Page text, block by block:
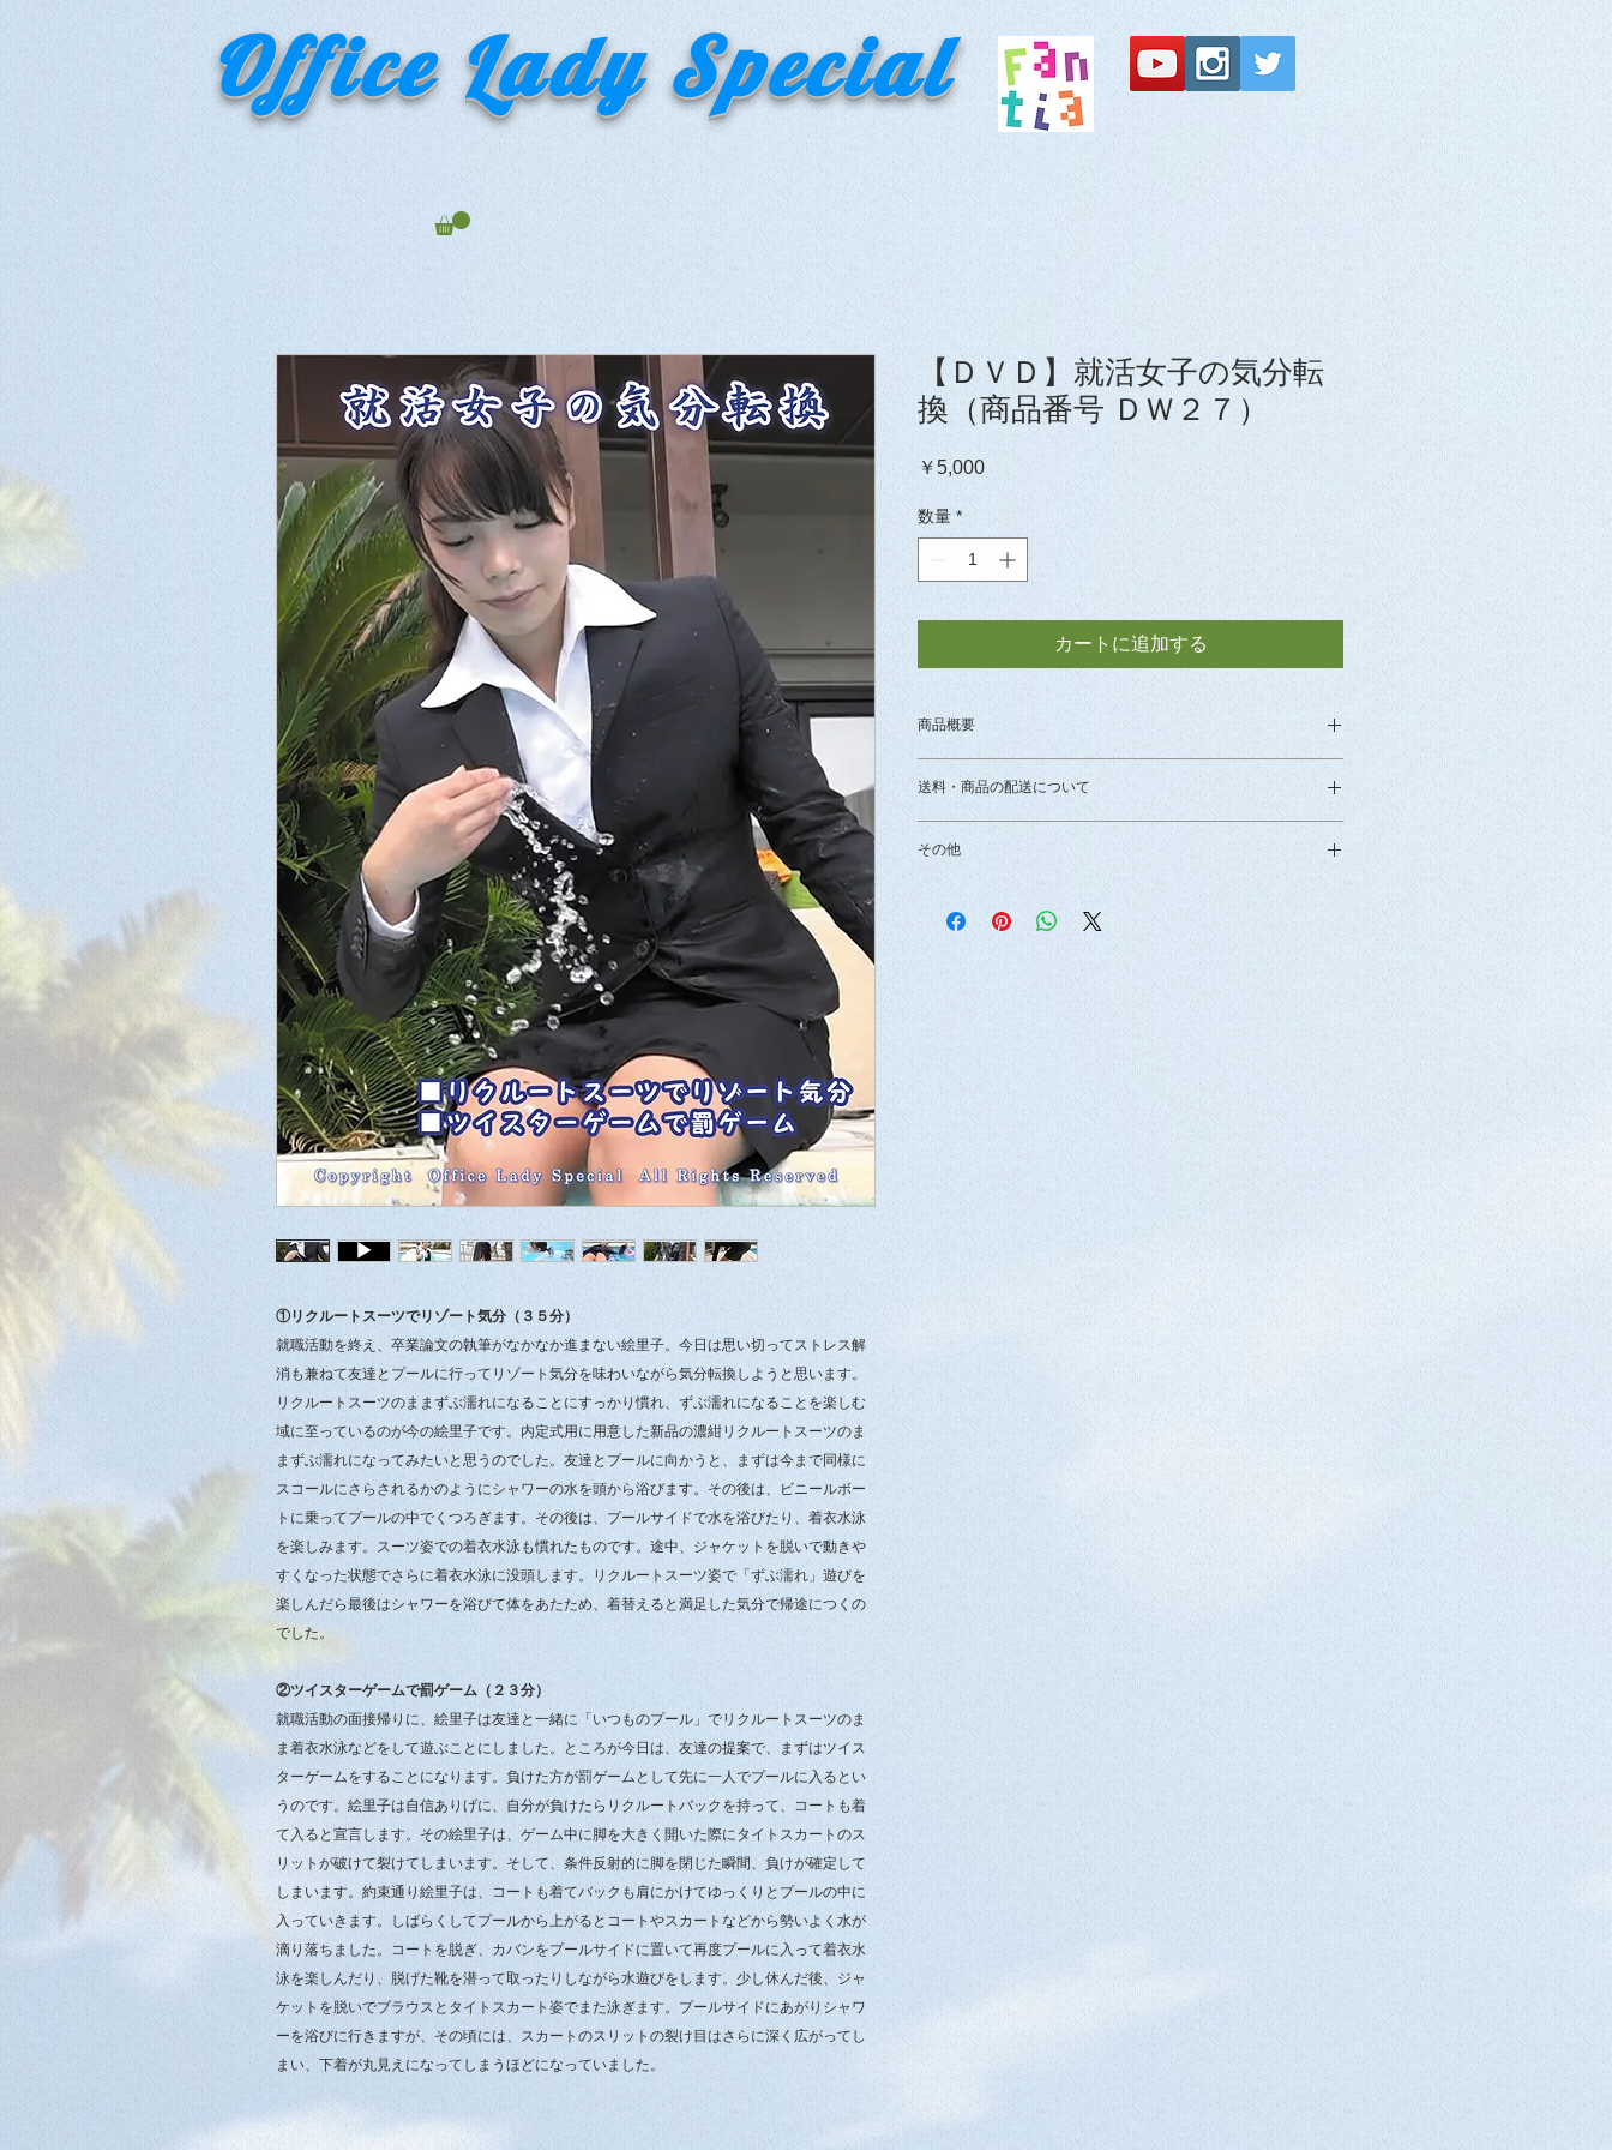
Office Lady Special
①リクルートスーツでリゾート気分（３５分）
就職活動を終え、卒業論文の執筆がなかなか進まない絵里子。今日は思い切ってストレス解
消も兼ねて友達とプールに行ってリゾート気分を味わいながら気分転換しようと思います。
リクルートスーツのままずぶ濡れになることにすっかり慣れ、ずぶ濡れになることを楽しむ
域に至っているのが今の絵里子です。内定式用に用意した新品の濃紺リクルートスーツのま
まずぶ濡れになってみたいと思うのでした。友達とプールに向かうと、まずは今まで同様に
スコールにさらされるかのようにシャワーの水を頭から浴びます。その後は、ビニールボー
トに乗ってプールの中でくつろぎます。その後は、プールサイドで水を浴びたり、着衣水泳
を楽しみます。スーツ姿での着衣水泳も慣れたものです。途中、ジャケットを脱いで動きや
すくなった状態でさらに着衣水泳に没頭します。リクルートスーツ姿で「ずぶ濡れ」遊びを
楽しんだら最後はシャワーを浴びて体をあたため、着替えると満足した気分で帰途につくの
でした。
②ツイスターゲームで罰ゲーム（２３分）
就職活動の面接帰りに、絵里子は友達と一緒に「いつものプール」でリクルートスーツのま
ま着衣水泳などをして遊ぶことにしました。ところが今日は、友達の提案で、まずはツイス
ターゲームをすることになります。負けた方が罰ゲームとして先に一人でプールに入るとい
うのです。絵里子は自信ありげに、自分が負けたらリクルートバックを持って、コートも着
て入ると宣言します。その絵里子は、ゲーム中に脚を大きく開いた際にタイトスカートのス
リットが破けて裂けてしまいます。そして、条件反射的に脚を閉じた瞬間、負けが確定して
しまいます。約束通り絵里子は、コートも着てバックも肩にかけてゆっくりとプールの中に
入っていきます。しばらくしてプールから上がるとコートやスカートなどから勢いよく水が
滴り落ちました。コートを脱ぎ、カバンをプールサイドに置いて再度プールに入って着衣水
泳を楽しんだり、脱げた靴を潜って取ったりしながら水遊びをします。少し休んだ後、ジャ
ケットを脱いでブラウスとタイトスカート姿でまた泳ぎます。プールサイドにあがりシャワ
ーを浴びに行きますが、その頃には、スカートのスリットの裂け目はさらに深く広がってし
まい、下着が丸見えになってしまうほどになっていました。
【ＤＶＤ】就活女子の気分転
換（商品番号 ＤＷ２７）
￥5,000価
数量 *
カートに追加する
商品概要
【収録時間５８分】
①リクルートスーツでリゾート気分（３５分）
②ツイスターゲームで罰ゲーム（２３分）
就職後に友達とプールでリゾート気分を楽しみながら遊
ぶ「リクルートスーツでリゾート気分」と就職活動中の
面接帰りにプールで着衣水泳などをしながら遊ぶ「ツイ
スターゲームで罰ゲーム」の２シーンが収録されていま
す。特に、２シーン目の「ツイスターゲームで罰ゲー
ム」ではゲームをしている最中にタイトスカートのスリ
ットが破け、そのことがきっかけにゲームで敗北するこ
とになり罰ゲームを受けることに。プールでしばらく泳
いでいるうちにスリットの裂け目はさらに大きく広がっ
て下着が見えるほどにまでなってしまいます。
送料・商品の配送について
送料は無料です。
お支払方法は、「銀行振込」か「日本郵便代引き」のい
ずれかとなります。ご注文後にこちらからお送りする確
認メールのご返信の際に、ご希望のお支払方法や配達指
定日・時間帯などをお知らせください。
銀行振込の場合は、ご入金確認後に即日発送致します。
日本郵便代引きの場合は、ご注文後にこちらからお送り
する確認メールにご返信いただき次第発送いたします。
※郵便局留め、ヤマト運輸営業所留めでの発送も可能で
す。その場合、ご注文フォームには発送先となる郵便
局、または、営業所の住所を正確に記載して下さい。
その他
商品発送後の返金はお受け致しかねます。万一、
DVD/BDが初期動作不良で再生できない場合のみ、同一
タイトルの良品と交換致します。